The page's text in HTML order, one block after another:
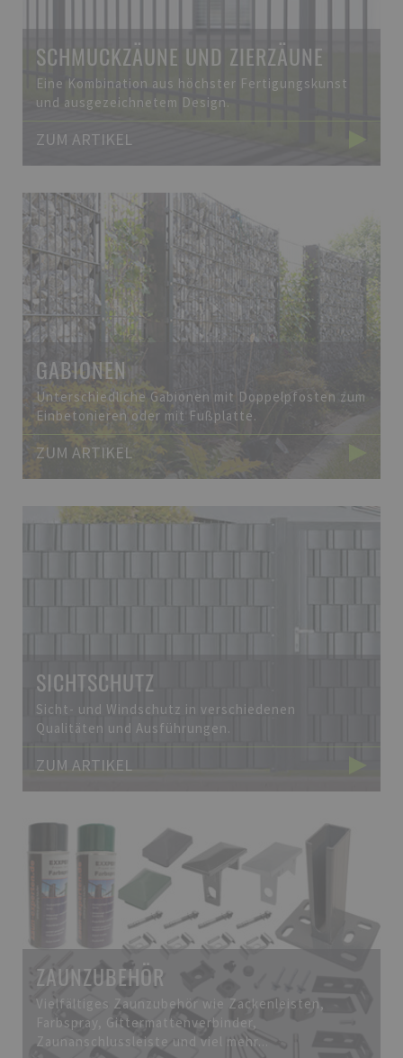
SCHMUCKZÄUNE UND ZIERZÄUNE
Eine Kombination aus höchster Fertigungskunst
und ausgezeichnetem Design.
ZUM ARTIKEL
GABIONEN
Unterschiedliche Gabionen mit Doppelpfosten zum
Einbetonieren oder mit Fußplatte.
ZUM ARTIKEL
SICHTSCHUTZ
Sicht- und Windschutz in verschiedenen
Qualitäten und Ausführungen.
ZUM ARTIKEL
ZAUNZUBEHÖR
Vielfältiges Zaunzubehör wie Zackenleisten,
Farbspray, Gittermattenverbinder,
Zaunanschlussleiste und viel mehr...